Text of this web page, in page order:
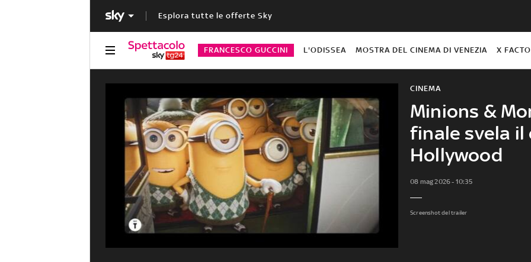
Esplora tutte le offerte Sky
FRANCESCO GUCCINI L'ODISSEA MOSTRA DEL CINEMA DI VENEZIA X
Minions &
finale svela il
Hollywood
CINEMA
08 mag 2026 - 10:35
Screenshot del trailer